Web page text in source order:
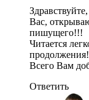
Вас,
пишущего!!!
Читается
продолжения!
Всего Вам
Ответить